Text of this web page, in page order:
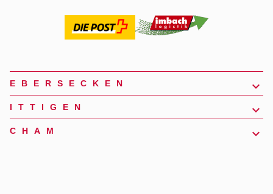
EBERSECKEN
ITTIGEN
CHAM